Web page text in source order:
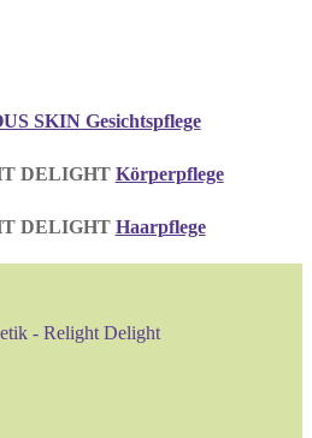
SKIN Gesichtspflege
DELIGHT Körperpflege
DELIGHT Haarpflege